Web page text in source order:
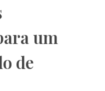
um
de